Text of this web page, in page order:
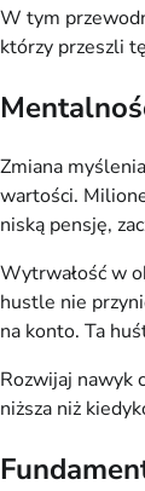
W tym
którzy przeszli
Zmiana
wartości.
niską pensję,
Wytrwałość w
hustle nie
na konto. Ta
Rozwijaj nawyk
niższa niż